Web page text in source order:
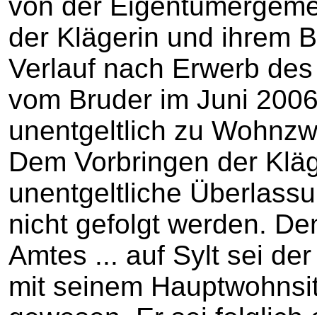
der Klägerin und ihrem
Verlauf nach Erwerb
vom Bruder im Juni
unentgeltlich zu
Dem Vorbringen der
unentgeltliche
nicht gefolgt werden.
Amtes ... auf Sylt sei
mit seinem